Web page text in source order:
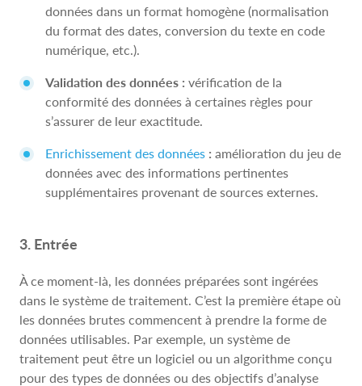
données dans un format homogène (normalisation
du format des dates, conversion du texte en code
numérique, etc.).
Validation des données : vérification de la
conformité des données à certaines règles pour
s’assurer de leur exactitude.
Enrichissement des données : amélioration du jeu de
données avec des informations pertinentes
supplémentaires provenant de sources externes.
3. Entrée
À ce moment-là, les données préparées sont ingérées
dans le système de traitement. C’est la première étape où
les données brutes commencent à prendre la forme de
données utilisables. Par exemple, un système de
traitement peut être un logiciel ou un algorithme conçu
pour des types de données ou des objectifs d’analyse